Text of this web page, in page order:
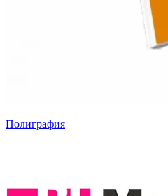
Полиграфия